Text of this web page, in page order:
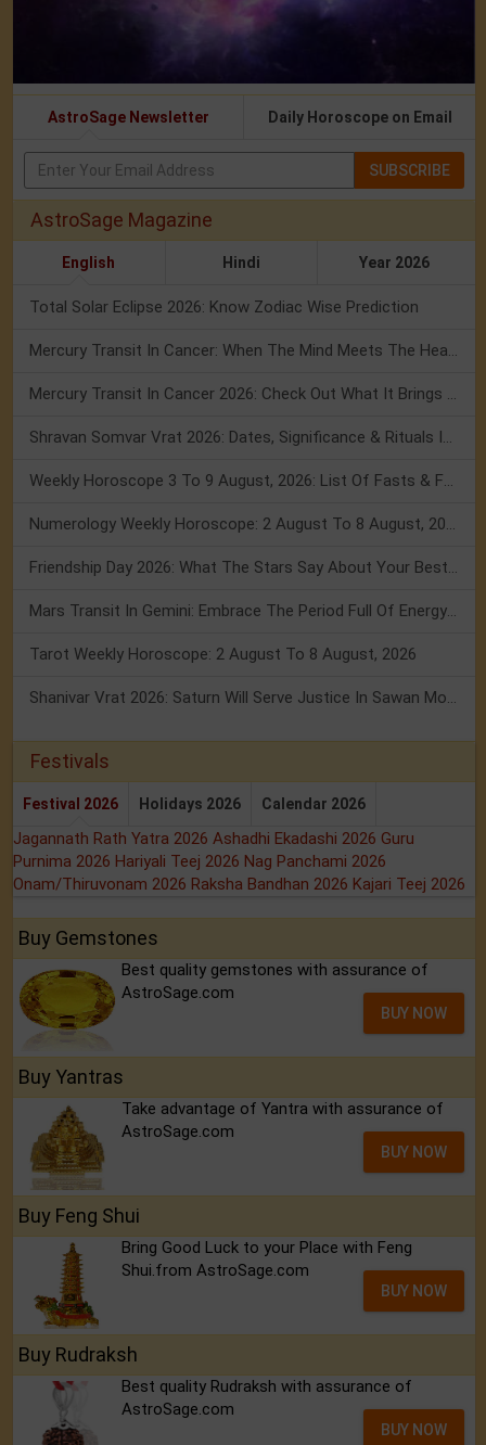
AstroSage Newsletter Daily Horoscope on Email
SUBSCRIBE
AstroSage Magazine
English Hindi Year 2026
Total Solar Eclipse 2026: Know Zodiac Wise Prediction
Tarot Weekly Horoscope: 2 August To 8 August, 2026
Festivals
Festival 2026 Holidays 2026 Calendar 2026
Jagannath Rath Yatra 2026 Ashadhi Ekadashi 2026 Guru
Purnima 2026 Hariyali Teej 2026 Nag Panchami 2026
Onam/Thiruvonam 2026 Raksha Bandhan 2026 Kajari Teej 2026
Buy Gemstones
Best quality gemstones with assurance of
AstroSage.com
BUY NOW
Buy Yantras
Take advantage of Yantra with assurance of
AstroSage.com
BUY NOW
Buy Feng Shui
Bring Good Luck to your Place with Feng
Shui.from AstroSage.com
BUY NOW
Buy Rudraksh
Best quality Rudraksh with assurance of
AstroSage.com
BUY NOW